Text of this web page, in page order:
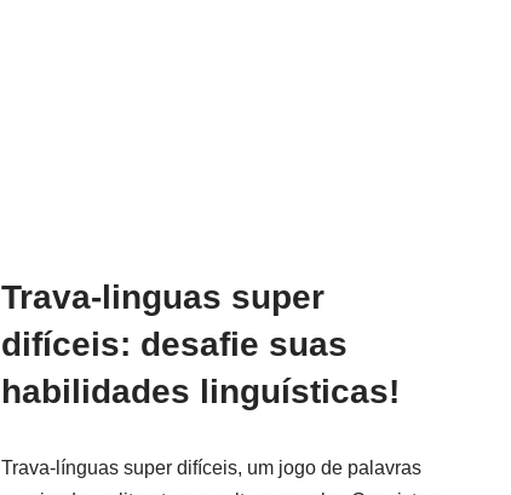
Trava-linguas super
difíceis: desafie suas
habilidades linguísticas!
Trava-línguas super difíceis, um jogo de palavras